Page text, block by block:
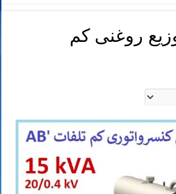
روغنی کم